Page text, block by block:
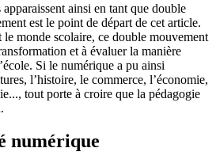
ainsi en tant que double
est le point de départ de cet article.
monde scolaire, ce double mouvement
et à évaluer la manière
Si le numérique a pu ainsi
l’histoire, le commerce, l’économie,
tout porte à croire que la pédagogie
numérique